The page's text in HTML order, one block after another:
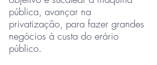
pública, avançar na
privatização, para fazer grandes
negócios à custa do erário
público.